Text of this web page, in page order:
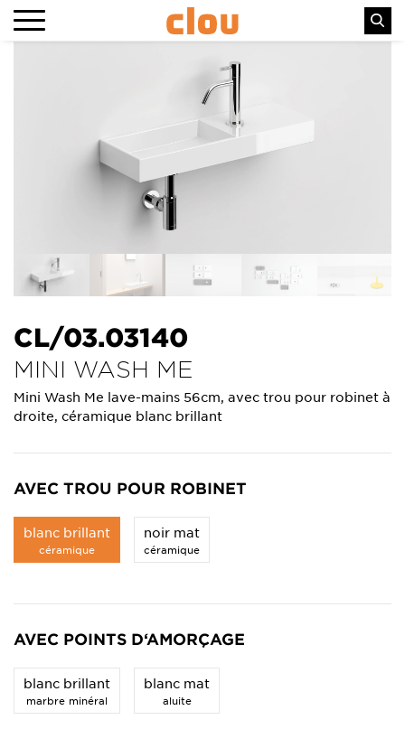
CL/03.03140
MINI WASH ME
Mini Wash Me lave-mains 56cm, avec trou pour robinet à
droite, céramique blanc brillant
AVEC TROU POUR ROBINET
blanc brillant
céramique
noir mat
céramique
AVEC POINTS D‘AMORÇAGE
blanc brillant
marbre minéral
blanc mat
aluite